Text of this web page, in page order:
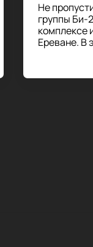
Не
группы Би-
комплексе
Ереване. В